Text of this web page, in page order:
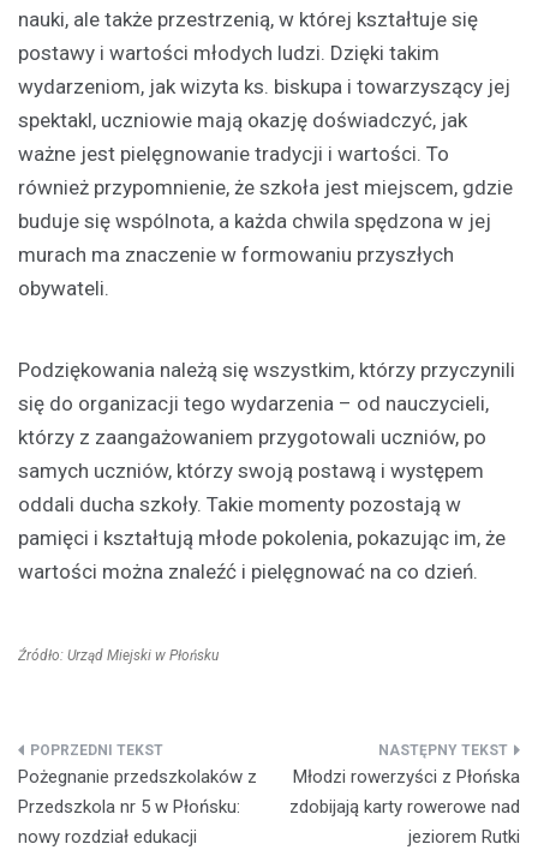
nauki, ale także przestrzenią, w której kształtuje się
postawy i wartości młodych ludzi. Dzięki takim
wydarzeniom, jak wizyta ks. biskupa i towarzyszący jej
spektakl, uczniowie mają okazję doświadczyć, jak
ważne jest pielęgnowanie tradycji i wartości. To
również przypomnienie, że szkoła jest miejscem, gdzie
buduje się wspólnota, a każda chwila spędzona w jej
murach ma znaczenie w formowaniu przyszłych
obywateli.
Podziękowania należą się wszystkim, którzy przyczynili
się do organizacji tego wydarzenia – od nauczycieli,
którzy z zaangażowaniem przygotowali uczniów, po
samych uczniów, którzy swoją postawą i występem
oddali ducha szkoły. Takie momenty pozostają w
pamięci i kształtują młode pokolenia, pokazując im, że
wartości można znaleźć i pielęgnować na co dzień.
Źródło: Urząd Miejski w Płońsku
Nawigacja
wpisu
Pożegnanie przedszkolaków z
Przedszkola nr 5 w Płońsku:
nowy rozdział edukacji
Młodzi rowerzyści z Płońska
zdobijają karty rowerowe nad
jeziorem Rutki